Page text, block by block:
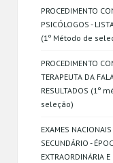
PROCEDIMENTO
PSICÓLOGOS -
(1º Método de
PROCEDIMENTO
TERAPEUTA DA
RESULTADOS (1º
seleção)
EXAMES
SECUNDÁRIO -
EXTRAORDINÁRIA E